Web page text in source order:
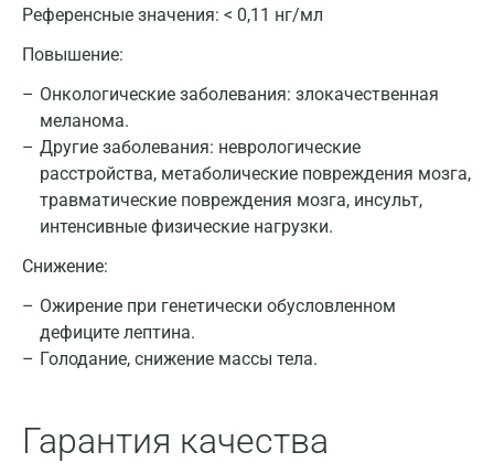
Референсные значения: < 0,11 нг/мл
Повышение:
Онкологические заболевания: злокачественная
меланома.
Другие заболевания: неврологические
расстройства, метаболические повреждения мозга,
травматические повреждения мозга, инсульт,
интенсивные физические нагрузки.
Снижение:
Ожирение при генетически обусловленном
дефиците лептина.
Голодание, снижение массы тела.
Гарантия качества
Нижний Новгород
Казань
Апрелевка